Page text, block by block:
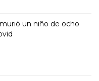
un niño de ocho